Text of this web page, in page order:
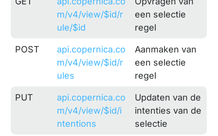
m/v4/view/$id/r
ule/$id
een selectie
regel
POST
api.copernica.co
m/v4/view/$id/r
ules
Aanmaken van
een selectie
regel
PUT
api.copernica.co
m/v4/view/$id/i
ntentions
Updaten van de
intenties van de
selectie